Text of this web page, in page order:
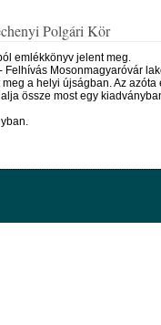
Polgári Kör
emlékkönyv jelent meg.
Felhívás Mosonmagyaróvár
a helyi újságban. Az azóta
össze most egy